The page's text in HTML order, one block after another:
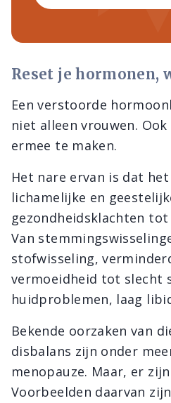
Reset je hormonen,
Een verstoorde
niet alleen vrouwen.
ermee te maken.
Het nare ervan is dat
lichamelijke en
gezondheidsklachten
Van
stofwisseling,
vermoeidheid tot slecht
huidproblemen, laag
Bekende oorzaken van
disbalans zijn onder
menopauze. Maar, er
Voorbeelden daarvan